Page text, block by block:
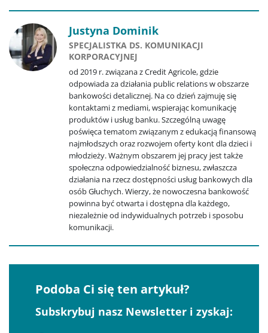
Justyna Dominik
SPECJALISTKA DS. KOMUNIKACJI
KORPORACYJNEJ
od 2019 r. związana z Credit Agricole, gdzie
odpowiada za działania public relations w obszarze
bankowości detalicznej. Na co dzień zajmuję się
kontaktami z mediami, wspierając komunikację
produktów i usług banku. Szczególną uwagę
poświęca tematom związanym z edukacją finansową
najmłodszych oraz rozwojem oferty kont dla dzieci i
młodzieży. Ważnym obszarem jej pracy jest także
społeczna odpowiedzialność biznesu, zwłaszcza
działania na rzecz dostępności usług bankowych dla
osób Głuchych. Wierzy, że nowoczesna bankowość
powinna być otwarta i dostępna dla każdego,
niezależnie od indywidualnych potrzeb i sposobu
komunikacji.
Podoba Ci się ten artykuł?
Subskrybuj nasz Newsletter i zyskaj: